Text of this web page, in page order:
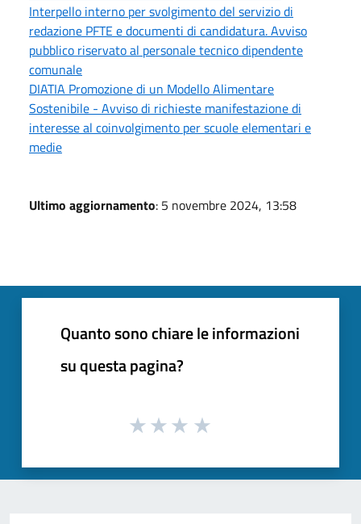
Interpello interno per svolgimento del servizio di
redazione PFTE e documenti di candidatura. Avviso
pubblico riservato al personale tecnico dipendente
comunale
DIATIA Promozione di un Modello Alimentare
Sostenibile - Avviso di richieste manifestazione di
interesse al coinvolgimento per scuole elementari e
medie
Ultimo aggiornamento: 5 novembre 2024, 13:58
Quanto sono chiare le informazioni
su questa pagina?